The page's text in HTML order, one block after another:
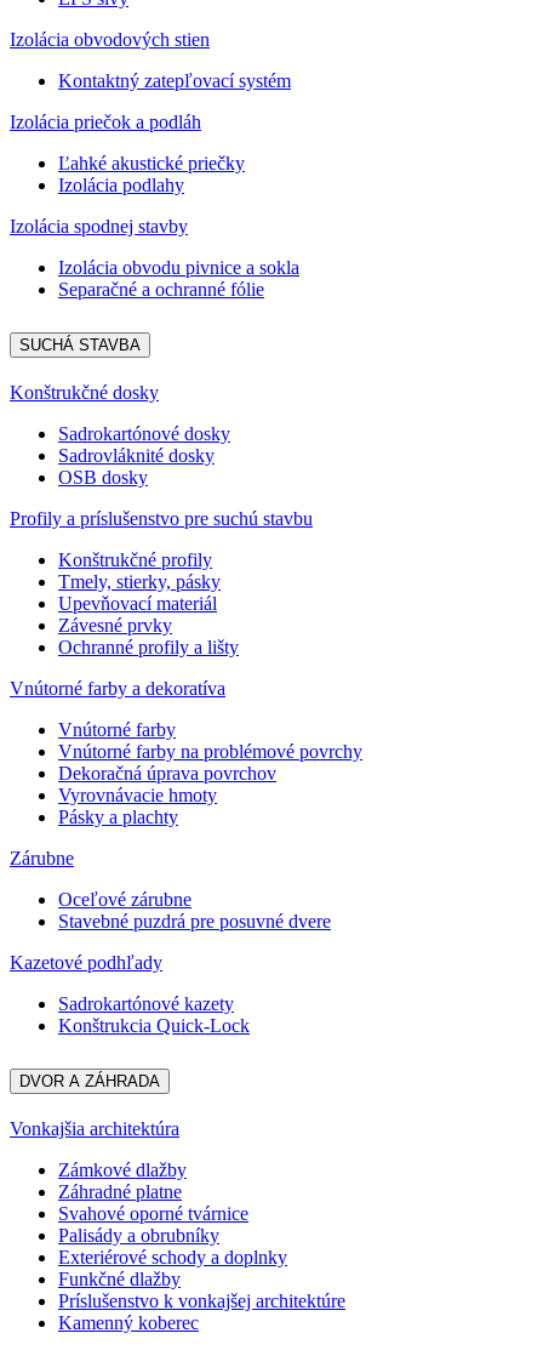
Izolácia obvodových stien
Kontaktný zatepľovací systém
Izolácia priečok a podláh
Ľahké akustické priečky
Izolácia podlahy
Izolácia spodnej stavby
Izolácia obvodu pivnice a sokla
Separačné a ochranné fólie
SUCHÁ STAVBA
Konštrukčné dosky
Sadrokartónové dosky
Sadrovláknité dosky
OSB dosky
Profily a príslušenstvo pre suchú stavbu
Konštrukčné profily
Tmely, stierky, pásky
Upevňovací materiál
Závesné prvky
Ochranné profily a lišty
Vnútorné farby a dekoratíva
Vnútorné farby
Vnútorné farby na problémové povrchy
Dekoračná úprava povrchov
Vyrovnávacie hmoty
Pásky a plachty
Zárubne
Oceľové zárubne
Stavebné puzdrá pre posuvné dvere
Kazetové podhľady
Sadrokartónové kazety
Konštrukcia Quick-Lock
DVOR A ZÁHRADA
Vonkajšia architektúra
Zámkové dlažby
Záhradné platne
Svahové oporné tvárnice
Palisády a obrubníky
Exteriérové schody a doplnky
Funkčné dlažby
Príslušenstvo k vonkajšej architektúre
Kamenný koberec